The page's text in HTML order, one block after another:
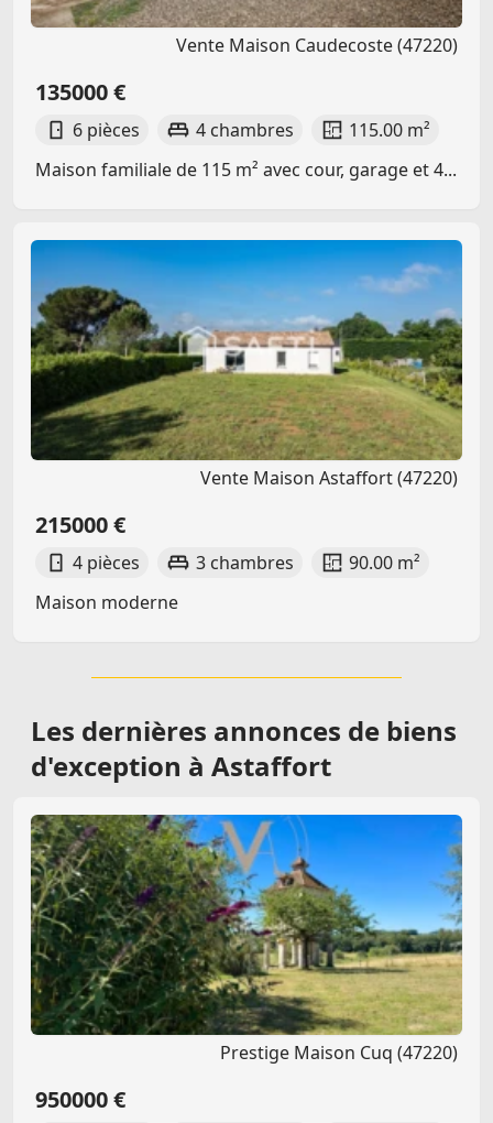
Vente Maison Caudecoste (47220)
135000 €
6 pièces 4 chambres
115.00 m²
Maison familiale de 115 m² avec cour, garage et 4...
Vente Maison Astaffort (47220)
215000 €
4 pièces 3 chambres
90.00 m²
Maison moderne
Les dernières annonces de biens
d'exception à Astaffort
Prestige Maison Cuq (47220)
950000 €